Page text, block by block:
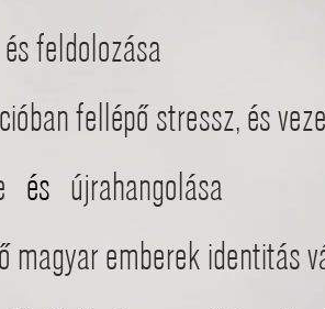
feldolozása
fellépő stressz, és
és újrahangolása
magyar emberek identitás